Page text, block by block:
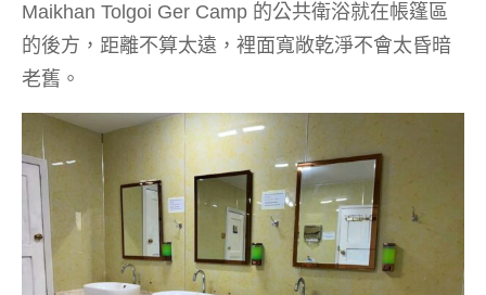
Maikhan Tolgoi Ger Camp 的公共衛浴就在帳篷區
的後方，距離不算太遠，裡面寬敞乾淨不會太昏暗
老舊。